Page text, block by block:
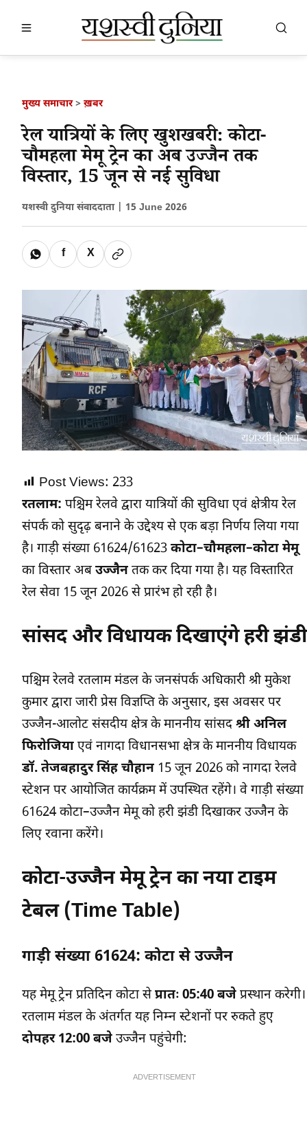
मुख्य समाचार> ख़बर
रेल यात्रियों के लिए खुशखबरी: कोटा-
चौमहला मेमू ट्रेन का अब उज्जैन तक
विस्तार, 15 जून से नई सुविधा
यशस्वी दुनिया संवाददाता | 15 June 2026
f X
Post Views: 233
रतलाम: पश्चिम रेलवे द्वारा यात्रियों की सुविधा एवं क्षेत्रीय रेल
संपर्क को सुदृढ़ बनाने के उद्देश्य से एक बड़ा निर्णय लिया गया
है। गाड़ी संख्या 61624/61623 कोटा–चौमहला–कोटा मेमू
का विस्तार अबउज्जैन तक कर दिया गया है। यह विस्तारित
रेल सेवा 15 जून 2026 से प्रारंभ हो रही है।
सांसद और विधायक दिखाएंगे हरी झंडी
पश्चिम रेलवे रतलाम मंडल के जनसंपर्क अधिकारी श्री मुकेश
कुमार द्वारा जारी प्रेस विज्ञप्ति के अनुसार, इस अवसर पर
उज्जैन-आलोट संसदीय क्षेत्र के माननीय सांसदश्री अनिल
फिरोजिया एवं नागदा विधानसभा क्षेत्र के माननीय विधायक
डॉ. तेजबहादुर सिंह चौहान 15 जून 2026 को नागदा रेलवे
स्टेशन पर आयोजित कार्यक्रम में उपस्थित रहेंगे। वे गाड़ी संख्या
61624 कोटा–उज्जैन मेमू को हरी झंडी दिखाकर उज्जैन के
लिए रवाना करेंगे।
कोटा-उज्जैन मेमू ट्रेन का नया टाइम
टेबल (Time Table)
गाड़ी संख्या 61624: कोटा से उज्जैन
यह मेमू ट्रेन प्रतिदिन कोटा सेप्रातः 05:40 बजे प्रस्थान करेगी।
रतलाम मंडल के अंतर्गत यह निम्न स्टेशनों पर रुकते हुए
दोपहर 12:00 बजे उज्जैन पहुंचेगी:
ADVERTISEMENT